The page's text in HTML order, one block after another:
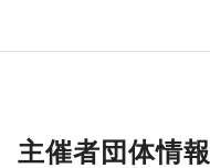
主催者団体情報